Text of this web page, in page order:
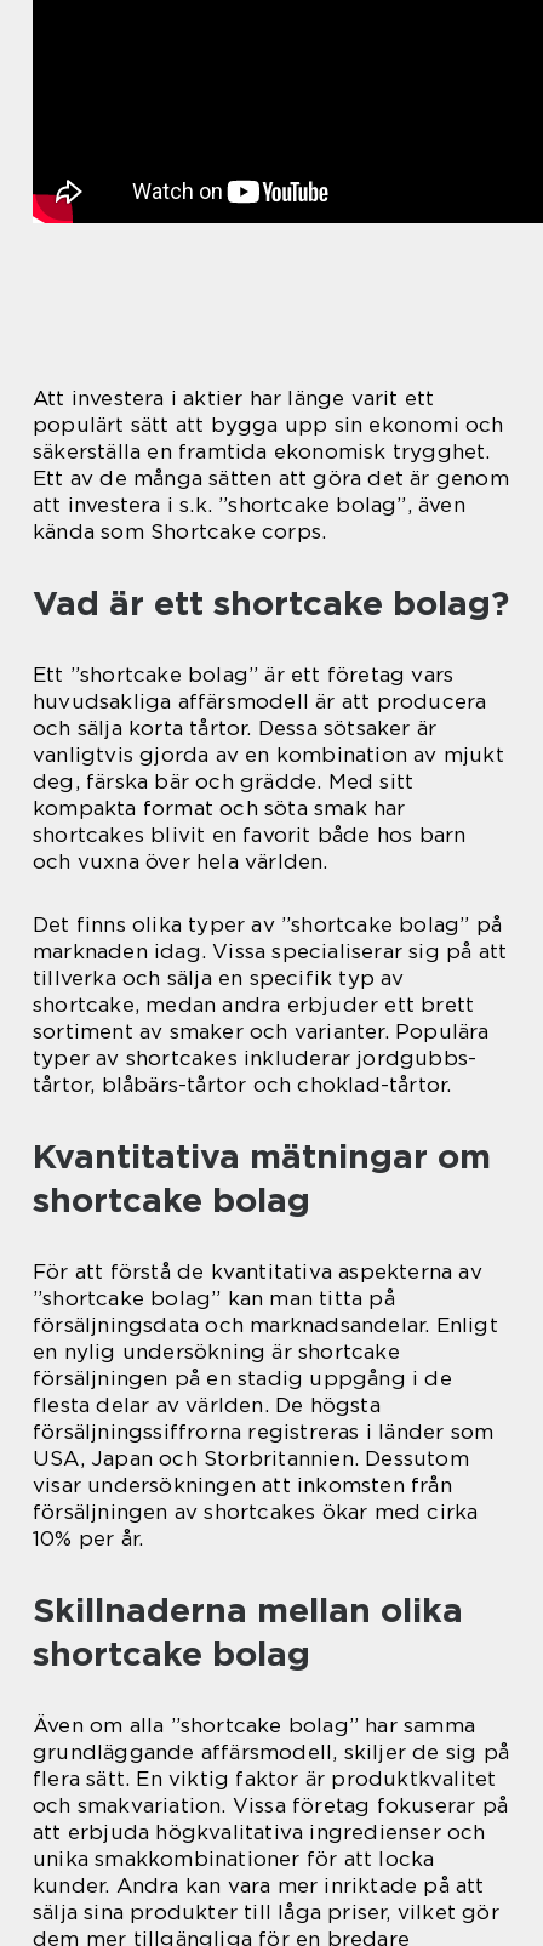
Att investera i aktier har länge varit ett
populärt sätt att bygga upp sin ekonomi och
säkerställa en framtida ekonomisk trygghet.
Ett av de många sätten att göra det är genom
att investera i s.k. ”shortcake bolag”, även
kända som Shortcake corps.
Vad är ett shortcake bolag?
Ett ”shortcake bolag” är ett företag vars
huvudsakliga affärsmodell är att producera
och sälja korta tårtor. Dessa sötsaker är
vanligtvis gjorda av en kombination av mjukt
deg, färska bär och grädde. Med sitt
kompakta format och söta smak har
shortcakes blivit en favorit både hos barn
och vuxna över hela världen.
Det finns olika typer av ”shortcake bolag” på
marknaden idag. Vissa specialiserar sig på att
tillverka och sälja en specifik typ av
shortcake, medan andra erbjuder ett brett
sortiment av smaker och varianter. Populära
typer av shortcakes inkluderar jordgubbs-
tårtor, blåbärs-tårtor och choklad-tårtor.
Kvantitativa mätningar om
shortcake bolag
För att förstå de kvantitativa aspekterna av
”shortcake bolag” kan man titta på
försäljningsdata och marknadsandelar. Enligt
en nylig undersökning är shortcake
försäljningen på en stadig uppgång i de
flesta delar av världen. De högsta
försäljningssiffrorna registreras i länder som
USA, Japan och Storbritannien. Dessutom
visar undersökningen att inkomsten från
försäljningen av shortcakes ökar med cirka
10% per år.
Skillnaderna mellan olika
shortcake bolag
Även om alla ”shortcake bolag” har samma
grundläggande affärsmodell, skiljer de sig på
flera sätt. En viktig faktor är produktkvalitet
och smakvariation. Vissa företag fokuserar på
att erbjuda högkvalitativa ingredienser och
unika smakkombinationer för att locka
kunder. Andra kan vara mer inriktade på att
sälja sina produkter till låga priser, vilket gör
dem mer tillgängliga för en bredare